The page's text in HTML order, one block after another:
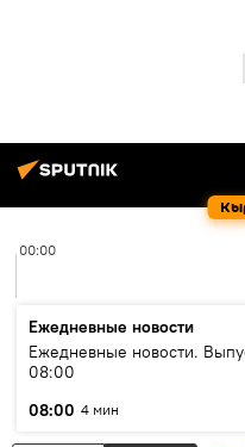
00:00
Ежедневные новости
Ежедневные новости.
08:00
08:00 4 мин